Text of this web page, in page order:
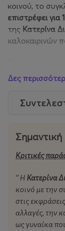
κοινού, το
επιστρέφει για
της Κατερίνα
καλοκαιρινών
ψυχές των
στομάχι που
στη
Η Ερατώ, με
περιθώριο,
κάτω" αρχίζει
πρίσμα, με
από τον
βουκέντρα
ουσιαστικά
Δες
Κριτικές
‘’ Η Κατερίνα
κοινό με την
στις
αλλαγές, την
ως γυναίκα